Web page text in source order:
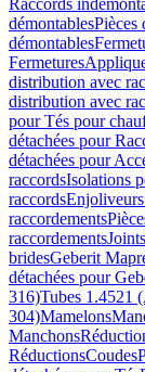
Raccords
démontablesPièces
démontables
Fermetures
distribution avec
distribution avec
pour Tés pour
détachées pour
détachées pour
raccordsIsolations
raccords
raccordements
raccordements
bridesGeberit
détachées pour
316)Tubes 1.4521
304)Mamelons
Manchons
RéductionsCoudes